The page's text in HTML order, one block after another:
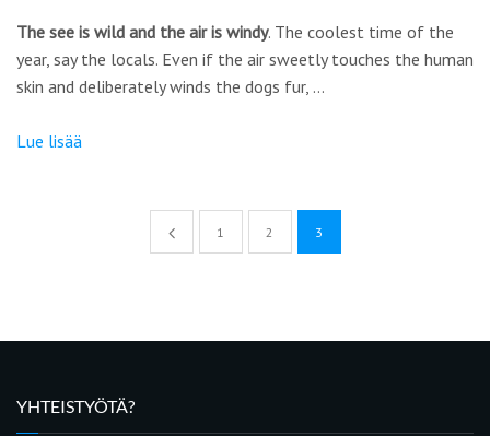
The see is wild and the air is windy. The coolest time of the
year, say the locals. Even if the air sweetly touches the human
skin and deliberately winds the dogs fur, …
Lue lisää
1 2 3
YHTEISTYÖTÄ?